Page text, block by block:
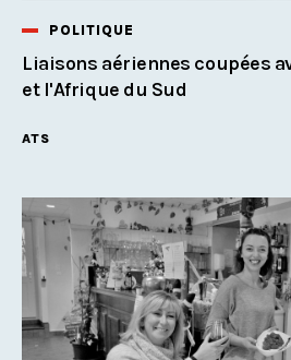
POLITIQUE
Liaisons aériennes coupées
et l'Afrique du Sud
ATS